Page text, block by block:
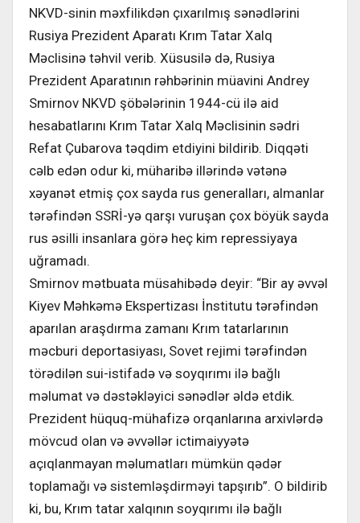
NKVD-sinin məxfilikdən çıxarılmış sənədlərini
Rusiya Prezident Aparatı Krım Tatar Xalq
Məclisinə təhvil verib. Xüsusilə də, Rusiya
Prezident Aparatının rəhbərinin müavini Andrey
Smirnov NKVD şöbələrinin 1944-cü ilə aid
hesabatlarını Krım Tatar Xalq Məclisinin sədri
Refat Çubarova təqdim etdiyini bildirib. Diqqəti
cəlb edən odur ki, müharibə illərində vətənə
xəyanət etmiş çox sayda rus generalları, almanlar
tərəfindən SSRİ-yə qarşı vuruşan çox böyük sayda
rus əsilli insanlara görə heç kim repressiyaya
uğramadı.
Smirnov mətbuata müsahibədə deyir: “Bir ay əvvəl
Kiyev Məhkəmə Ekspertizası İnstitutu tərəfindən
aparılan araşdırma zamanı Krım tatarlarının
məcburi deportasiyası, Sovet rejimi tərəfindən
törədilən sui-istifadə və soyqırımı ilə bağlı
məlumat və dəstəkləyici sənədlər əldə etdik.
Prezident hüquq-mühafizə orqanlarına arxivlərdə
mövcud olan və əvvəllər ictimaiyyətə
açıqlanmayan məlumatları mümkün qədər
toplamağı və sistemləşdirməyi tapşırıb”. O bildirib
ki, bu, Krım tatar xalqının soyqırımı ilə bağlı